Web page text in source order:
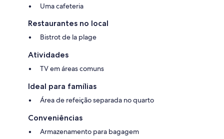
Uma cafeteria
Restaurantes no local
Bistrot de la plage
Atividades
TV em áreas comuns
Ideal para famílias
Área de refeição separada no quarto
Conveniências
Armazenamento para bagagem